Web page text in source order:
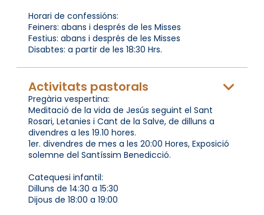
Horari de confessións:
Feiners: abans i després de les Misses
Festius: abans i després de les Misses
Disabtes: a partir de les 18:30 Hrs.
Activitats pastorals
Pregària vespertina:
Meditació de la vida de Jesús seguint el Sant
Rosari, Letanies i Cant de la Salve, de dilluns a
divendres a les 19.10 hores.
1er. divendres de mes a les 20:00 Hores, Exposició
solemne del Santíssim Benedicció.
Catequesi infantil:
Dilluns de 14:30 a 15:30
Dijous de 18:00 a 19:00